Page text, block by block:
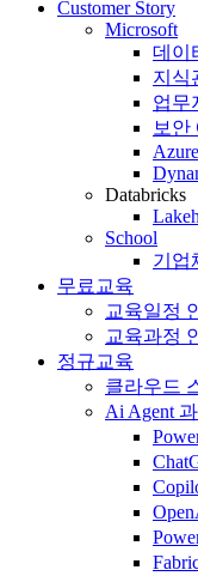
Customer Story
Microsoft
데이
지식
업무
보안
Azure
Databricks
School
기업
무료교육
교육일정
교육과정
정규교육
클라우드
Ai Agent